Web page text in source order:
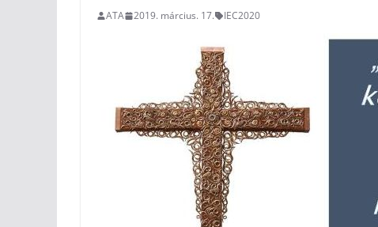
ATA 2019. március. 17. IEC2020